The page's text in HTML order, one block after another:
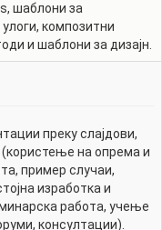
шаблони за
композитни
и шаблони за дизајн.
преку слајдови,
на опрема и
пример случаи,
изработка и
работа, учење
консултации).